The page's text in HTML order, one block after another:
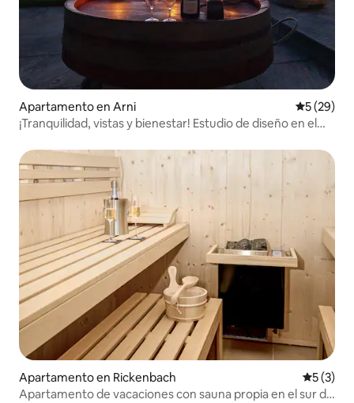
Apartamento en Arni
5 (29)
¡Tranquilidad, vistas y bienestar! Estudio de diseño en el
Apartamento en Rickenbach
5 (3)
Apartamento de vacaciones con sauna propia en el sur de